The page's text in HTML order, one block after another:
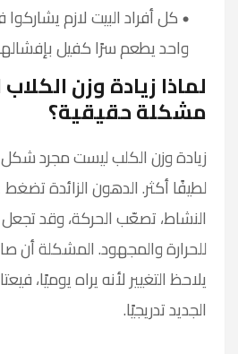
كل أفراد البيت لازم
واحد يطعم سرًا كفيل
لماذا زيادة وزن الكلاب
مشكلة حقيقية؟
زيادة وزن الكلب ليست مجرد
لطيفًا أكثر. الدهون الزائدة
النشاط، تصعّب الحركة، وقد
للحرارة والمجهود. المشكلة أن
يلاحظ التغيير لأنه يراه يوميًا،
الجديد تدريجيًا.